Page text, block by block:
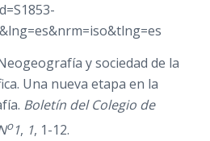
y sociedad de la
Una nueva etapa en la
Boletín del Colegio de
o1, 1, 1-12.